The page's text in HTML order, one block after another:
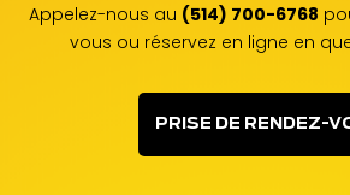
Appelez-nous au (514) 700-6768
vous ou réservez en ligne en
PRISE DE RENDEZ-